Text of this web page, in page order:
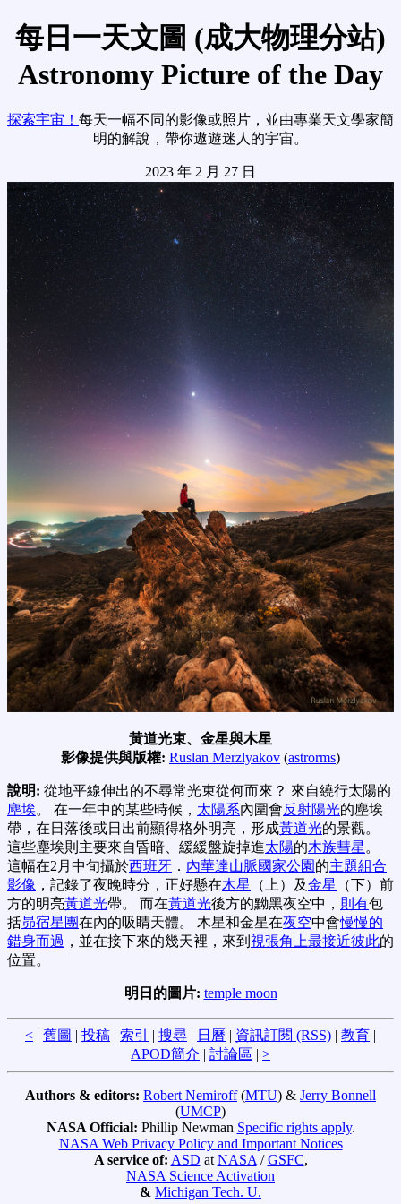
每日一天文圖 (成大物理分站)
Astronomy Picture of the Day
探索宇宙！ 每天一幅不同的影像或照片，並由專業天文學家簡
明的解說，帶你遨遊迷人的宇宙。
2023 年 2 月 27 日
黃道光束、金星與木星
影像提供與版權: Ruslan Merzlyakov (astrorms)
說明: 從地平線伸出的不尋常光束從何而來？ 來自繞行太陽的
塵埃。 在一年中的某些時候， 太陽系內圍會反射陽光的塵埃
帶，在日落後或日出前顯得格外明亮，形成黃道光的景觀。
這些塵埃則主要來自昏暗、緩緩盤旋掉進太陽的木族彗星 。
這幅在2月中旬攝於西班牙 ． 內華達山脈國家公園 的主題組合
影像 ，記錄了夜晚時分，正好懸在木星 （上）及金星
（下）前
方的明亮黃道光帶。 而在黃道光後方的黝黑夜空中， 則有包
括昴宿星團在內的吸睛天體。 木星和金星在夜空中會慢慢的
錯身而過 ，並在接下來的幾天裡，來到 視張角上最接近彼此的
位置。
明日的圖片: temple moon
< | 舊圖 | 投稿 | 索引 | 搜尋 | 日曆 | 資訊訂閱 (RSS) | 教育 |
APOD簡介 | 討論區 | >
Authors & editors: Robert Nemiroff(MTU) & Jerry Bonnell
(UMCP)
NASA Official: Phillip Newman Specific rights apply.
NASA Web Privacy Policy and Important Notices
A service of: ASD at NASA /GSFC,
NASA Science Activation
& Michigan Tech. U.